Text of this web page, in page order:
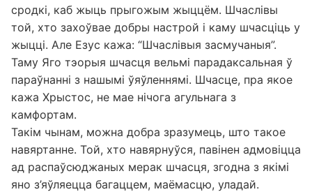
сродкі, каб жыць прыгожым жыццём. Шчаслівы
той, хто захоўвае добры настрой і каму шчасціць у
жыцці. Але Езус кажа: “Шчаслівыя засмучаныя”.
Таму Яго тэорыя шчасця вельмі парадаксальная ў
параўнанні з нашымі ўяўленнямі. Шчасце, пра якое
кажа Хрыстос, не мае нічога агульнага з
камфортам.
Такім чынам, можна добра зразумець, што такое
навяртанне. Той, хто навярнуўся, павінен адмовіцца
ад распаўсюджаных мерак шчасця, згодна з якімі
яно з’яўляецца багаццем, маёмасцю, уладай.